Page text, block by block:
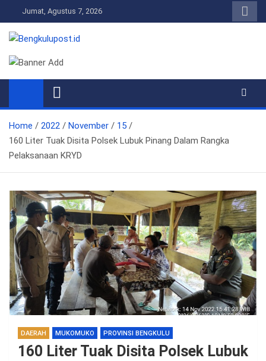
to
content
Jumat, Agustus 7, 2026
Bengkulupost.id
Bengkulupost
Home 2022 November
15
160 Liter Tuak Disita Polsek Lubuk Pinang Dalam Rangka
Pelaksanaan KRYD
DAERAH MUKOMUKO PROVINSI BENGKULU
160 Liter Tuak Disita Polsek Lubuk